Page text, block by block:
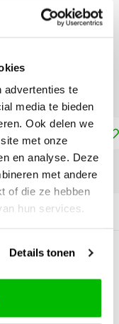
advertenties te
media te bieden
Ook delen we
met onze
en analyse. Deze
met andere
of die ze hebben
hun services.
Details tonen
LIGHT
KORTING VAN